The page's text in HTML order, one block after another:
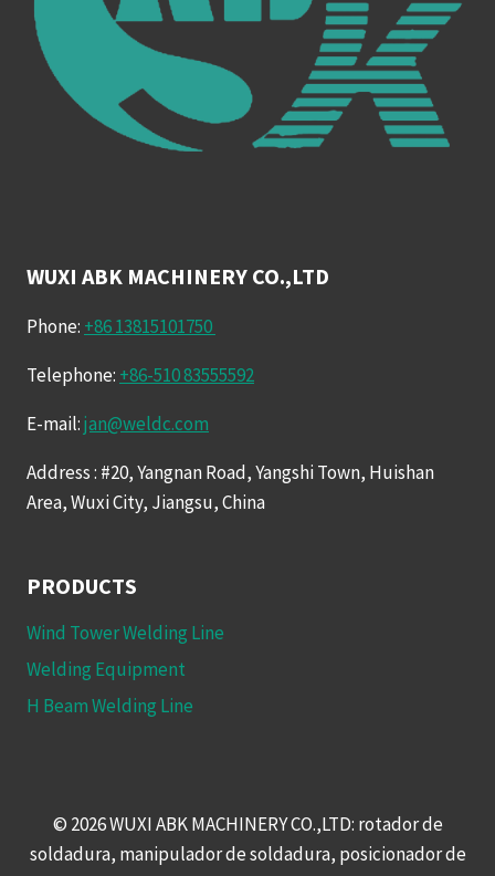
WUXI ABK MACHINERY CO.,LTD
Phone: +86 13815101750
Telephone: +86-510 83555592
E-mail:jan@weldc.com
Address : #20, Yangnan Road, Yangshi Town, Huishan
Area, Wuxi City, Jiangsu, China
PRODUCTS
Wind Tower Welding Line
Welding Equipment
H Beam Welding Line
© 2026 WUXI ABK MACHINERY CO.,LTD: rotador de
soldadura, manipulador de soldadura, posicionador de